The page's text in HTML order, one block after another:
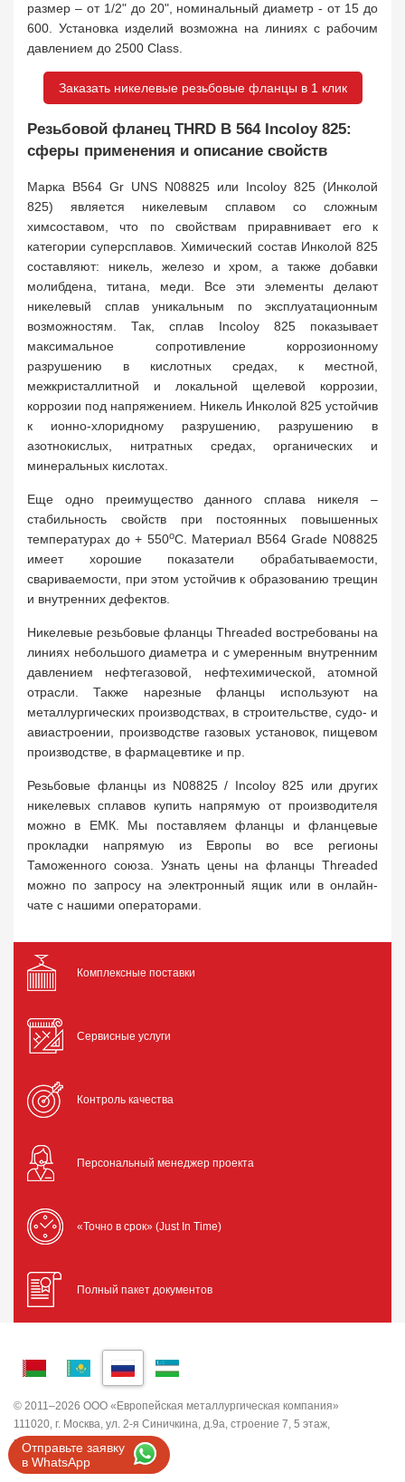
Отправьте заявку
в WhatsApp
размер – от 1/2" до 20", номинальный диаметр - от 15 до
600. Установка изделий возможна на линиях с рабочим
давлением до 2500 Class.
Заказать никелевые резьбовые фланцы в 1 клик
Резьбовой фланец THRD B 564 Incoloy 825:
сферы применения и описание свойств
Марка B564 Gr UNS N08825 или Incoloy 825 (Инколой
825) является никелевым сплавом со сложным
химсоставом, что по свойствам приравнивает его к
категории суперсплавов. Химический состав Инколой 825
составляют: никель, железо и хром, а также добавки
молибдена, титана, меди. Все эти элементы делают
никелевый сплав уникальным по эксплуатационным
возможностям. Так, сплав Incoloy 825 показывает
максимальное сопротивление коррозионному
разрушению в кислотных средах, к местной,
межкристаллитной и локальной щелевой коррозии,
коррозии под напряжением. Никель Инколой 825 устойчив
к ионно-хлоридному разрушению, разрушению в
азотнокислых, нитратных средах, органических и
минеральных кислотах.
Еще одно преимущество данного сплава никеля –
стабильность свойств при постоянных повышенных
температурах до + 550оС. Материал B564 Grade N08825
имеет хорошие показатели обрабатываемости,
свариваемости, при этом устойчив к образованию трещин
и внутренних дефектов.
Никелевые резьбовые фланцы Threaded востребованы на
линиях небольшого диаметра и с умеренным внутренним
давлением нефтегазовой, нефтехимической, атомной
отрасли. Также нарезные фланцы используют на
металлургических производствах, в строительстве, судо- и
авиастроении, производстве газовых установок, пищевом
производстве, в фармацевтике и пр.
Резьбовые фланцы из N08825 / Incoloy 825 или других
никелевых сплавов купить напрямую от производителя
можно в ЕМК. Мы поставляем фланцы и фланцевые
прокладки напрямую из Европы во все регионы
Таможенного союза. Узнать цены на фланцы Threaded
можно по запросу на электронный ящик или в онлайн-
чате с нашими операторами.
Комплексные поставки
Сервисные услуги
Контроль качества
Персональный менеджер проекта
«Точно в срок» (Just In Time)
Полный пакет документов
© 2011–2026 ООО «Европейская металлургическая компания»
111020, г. Москва, ул. 2-я Синичкина, д.9а, строение 7, 5 этаж,
помещение I, комната 5
ИНН 7743820503 ООО "ЕМК"